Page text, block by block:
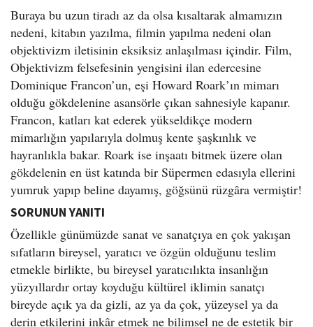
Buraya bu uzun tiradı az da olsa kısaltarak almamızın
nedeni, kitabın yazılma, filmin yapılma nedeni olan
objektivizm iletisinin eksiksiz anlaşılması içindir. Film,
Objektivizm felsefesinin yengisini ilan edercesine
Dominique Francon’un, eşi Howard Roark’ın mimarı
olduğu gökdelenine asansörle çıkan sahnesiyle kapanır.
Francon, katları kat ederek yükseldikçe modern
mimarlığın yapılarıyla dolmuş kente şaşkınlık ve
hayranlıkla bakar. Roark ise inşaatı bitmek üzere olan
gökdelenin en üst katında bir Süpermen edasıyla ellerini
yumruk yapıp beline dayamış, göğsünü rüzgâra vermiştir!
SORUNUN YANITI
Özellikle günümüzde sanat ve sanatçıya en çok yakışan
sıfatların bireysel, yaratıcı ve özgün olduğunu teslim
etmekle birlikte, bu bireysel yaratıcılıkta insanlığın
yüzyıllardır ortay koyduğu kültürel iklimin sanatçı
bireyde açık ya da gizli, az ya da çok, yüzeysel ya da
derin etkilerini inkâr etmek ne bilimsel ne de estetik bir